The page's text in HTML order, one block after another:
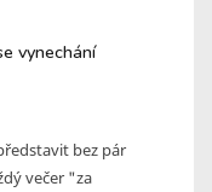
vynechání
bez pár
večer "za